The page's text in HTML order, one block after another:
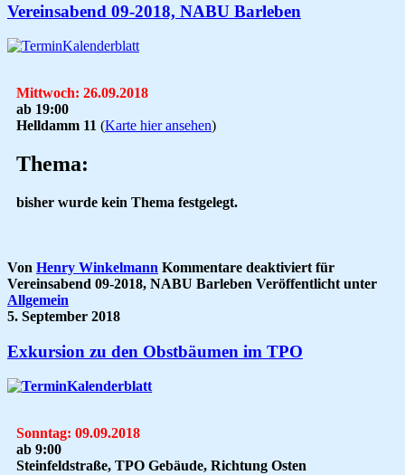
Vereinsabend 09-2018, NABU Barleben
Mittwoch: 26.09.2018
ab 19:00
Helldamm 11 (Karte hier ansehen)
Thema:
bisher wurde kein Thema festgelegt.
Von Henry Winkelmann Kommentare deaktiviert für
Vereinsabend 09-2018, NABU Barleben Veröffentlicht unter
Allgemein
5. September 2018
Exkursion zu den Obstbäumen im TPO
Sonntag: 09.09.2018
ab 9:00
Steinfeldstraße, TPO Gebäude, Richtung Osten